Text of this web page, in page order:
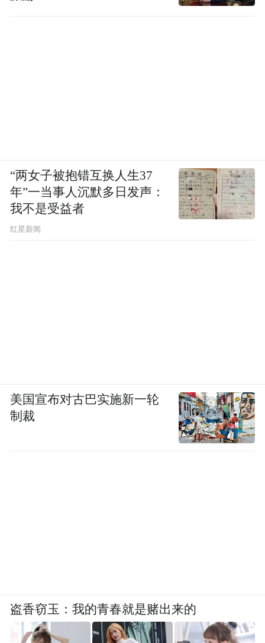
“两女子被抱错互换人生37
年”一当事人沉默多日发声：
我不是受益者
红星新闻
美国宣布对古巴实施新一轮
制裁
盗香窃玉：我的青春就是赌出来的